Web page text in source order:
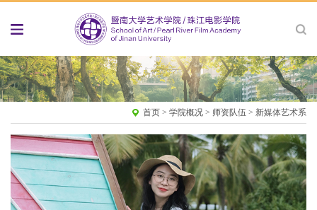
首页 > 学院概况 > 师资队伍 > 新媒体艺术系